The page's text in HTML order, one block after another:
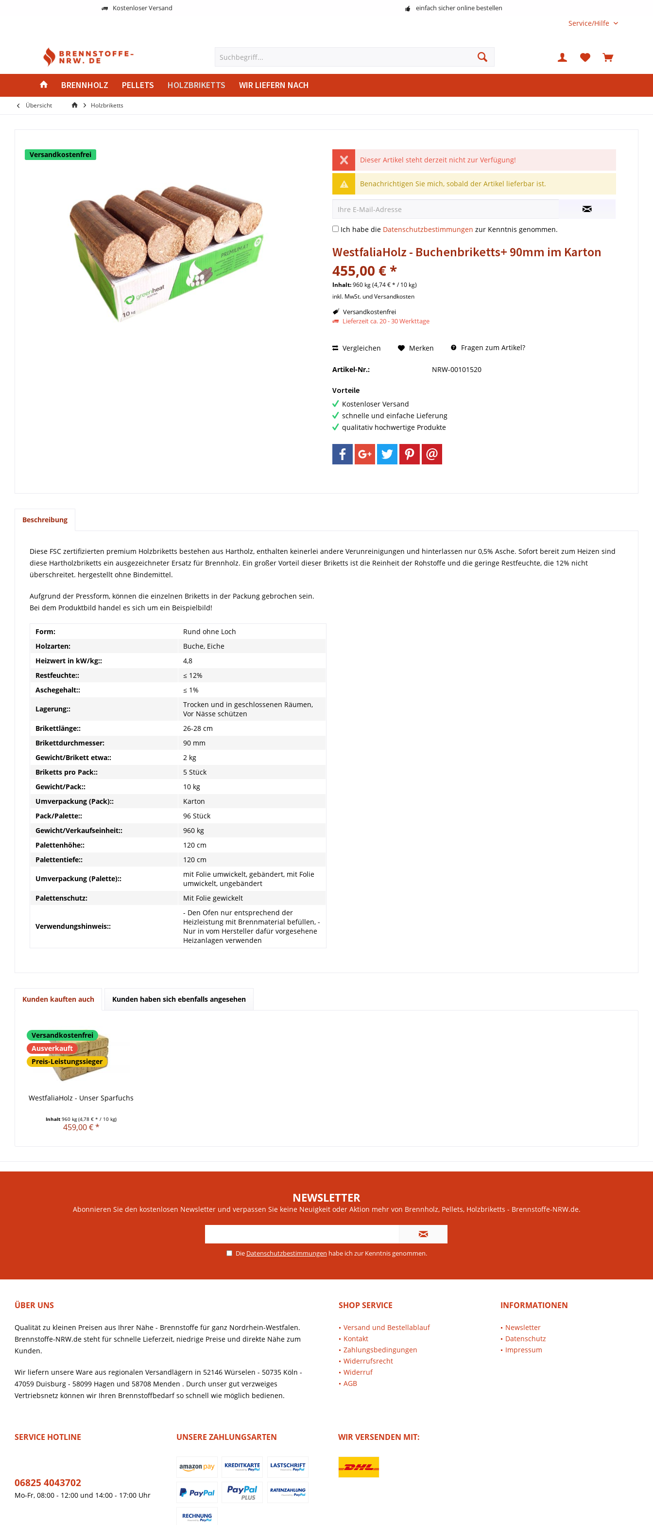
Kostenloser Versand einfach sicher online bestellen
Service/Hilfe
BRENNHOLZ PELLETS HOLZBRIKETTS WIR LIEFERN NACH
Übersicht Holzbriketts
Versandkostenfrei
Dieser Artikel steht derzeit nicht zur Verfügung!
Benachrichtigen Sie mich, sobald der Artikel lieferbar ist.
Ich habe die Datenschutzbestimmungen zur Kenntnis genommen.
WestfaliaHolz - Buchenbriketts+ 90mm im Karton
455,00 € *
Inhalt:960 kg (4,74 € * / 10 kg)
inkl. MwSt. und Versandkosten
Versandkostenfrei
Lieferzeit ca. 20 - 30 Werkttage
Vergleichen Merken Fragen zum Artikel?
Artikel-Nr.: NRW-00101520
Vorteile
Kostenloser Versand
schnelle und einfache Lieferung
qualitativ hochwertige Produkte
Beschreibung
Diese FSC zertifizierten premium Holzbriketts bestehen aus Hartholz, enthalten keinerlei andere Verunreinigungen und hinterlassen nur 0,5% Asche. Sofort bereit zum Heizen sind
diese Hartholzbriketts ein ausgezeichneter Ersatz für Brennholz. Ein großer Vorteil dieser Briketts ist die Reinheit der Rohstoffe und die geringe Restfeuchte, die 12% nicht
überschreitet. hergestellt ohne Bindemittel.
Aufgrund der Pressform, können die einzelnen Briketts in der Packung gebrochen sein.
Bei dem Produktbild handel es sich um ein Beispielbild!
Form:
Rund ohne Loch
Holzarten:
Buche, Eiche
Heizwert in kW/kg::
4,8
Restfeuchte::
≤ 12%
Aschegehalt::
≤ 1%
Lagerung::
Trocken und in geschlossenen Räumen,
Vor Nässe schützen
Brikettlänge::
26-28 cm
Brikettdurchmesser:
90 mm
Gewicht/Brikett etwa::
2 kg
Briketts pro Pack::
5 Stück
Gewicht/Pack::
10 kg
Umverpackung (Pack)::
Karton
Pack/Palette::
96 Stück
Gewicht/Verkaufseinheit::
960 kg
Palettenhöhe::
120 cm
Palettentiefe::
120 cm
Umverpackung (Palette)::
mit Folie umwickelt, gebändert, mit Folie
umwickelt, ungebändert
Palettenschutz:
Mit Folie gewickelt
Verwendungshinweis::
- Den Ofen nur entsprechend der
Heizleistung mit Brennmaterial befüllen, -
Nur in vom Hersteller dafür vorgesehene
Heizanlagen verwenden
Kunden kauften auch Kunden haben sich ebenfalls angesehen
Versandkostenfrei
Ausverkauft
Preis-Leistungssieger
WestfaliaHolz - Unser Sparfuchs
Inhalt960 kg(4,78 € * / 10 kg)
459,00 € *
NEWSLETTER
Abonnieren Sie den kostenlosen Newsletter und verpassen Sie keine Neuigkeit oder Aktion mehr von Brennholz, Pellets, Holzbriketts - Brennstoffe-NRW.de.
Die Datenschutzbestimmungen habe ich zur Kenntnis genommen.
ÜBER UNS
Qualität zu kleinen Preisen aus Ihrer Nähe - Brennstoffe für ganz Nordrhein-Westfalen.
Brennstoffe-NRW.de steht für schnelle Lieferzeit, niedrige Preise und direkte Nähe zum
Kunden.
Wir liefern unsere Ware aus regionalen Versandlägern in 52146 Würselen - 50735 Köln -
47059 Duisburg - 58099 Hagen und 58708 Menden . Durch unser gut verzweiges
Vertriebsnetz können wir Ihren Brennstoffbedarf so schnell wie möglich bedienen.
SHOP SERVICE
Versand und Bestellablauf
Kontakt
Zahlungsbedingungen
Widerrufsrecht
Widerruf
AGB
INFORMATIONEN
Newsletter
Datenschutz
Impressum
SERVICE HOTLINE
06825 4043702
Mo-Fr, 08:00 - 12:00 und 14:00 - 17:00 Uhr
UNSERE ZAHLUNGSARTEN WIR VERSENDEN MIT: